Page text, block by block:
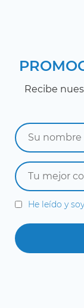
Recibe
He leído y